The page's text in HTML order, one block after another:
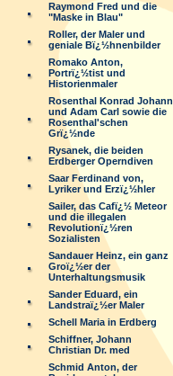
Raymond Fred und die
"Maske in Blau"
Roller, der Maler und
geniale Bï¿½hnenbilder
Romako Anton,
Portrï¿½tist und
Historienmaler
Rosenthal Konrad Johann
und Adam Carl sowie die
Rosenthal'schen
Grï¿½nde
Rysanek, die beiden
Erdberger Operndiven
Saar Ferdinand von,
Lyriker und Erzï¿½hler
Sailer, das Cafï¿½ Meteor
und die illegalen
Revolutionï¿½ren
Sozialisten
Sandauer Heinz, ein ganz
Groï¿½er der
Unterhaltungsmusik
Sander Eduard, ein
Landstraï¿½er Maler
Schell Maria in Erdberg
Schiffner, Johann
Christian Dr. med
Schmid Anton, der